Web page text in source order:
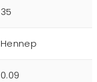
35
Hennep
0.09